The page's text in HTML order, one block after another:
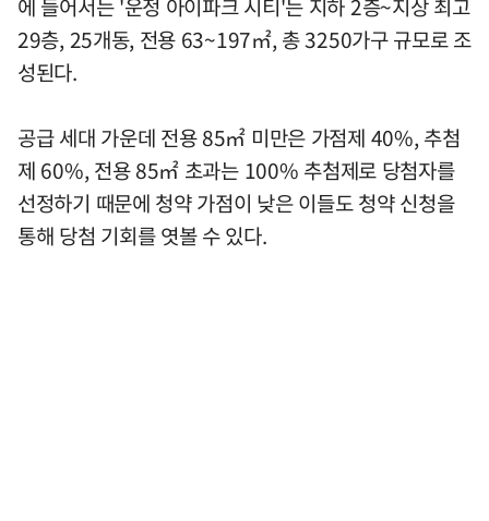
에 들어서는 '운정 아이파크 시티'는 지하 2층~지상 최고
29층, 25개동, 전용 63~197㎡, 총 3250가구 규모로 조
성된다.
공급 세대 가운데 전용 85㎡ 미만은 가점제 40%, 추첨
제 60%, 전용 85㎡ 초과는 100% 추첨제로 당첨자를
선정하기 때문에 청약 가점이 낮은 이들도 청약 신청을
통해 당첨 기회를 엿볼 수 있다.